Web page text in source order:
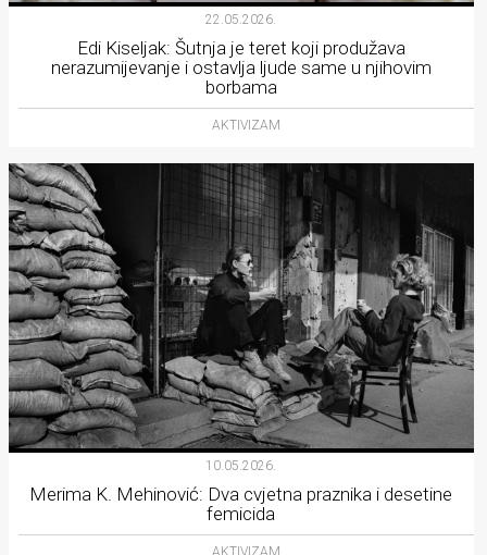
22.05.2026.
Edi Kiseljak: Šutnja je teret koji produžava
nerazumijevanje i ostavlja ljude same u njihovim
borbama
AKTIVIZAM
10.05.2026.
Merima K. Mehinović: Dva cvjetna praznika i desetine
femicida
AKTIVIZAM